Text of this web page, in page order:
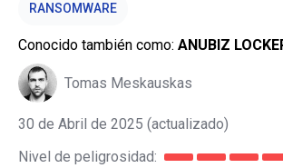
RANSOMWARE
Conocido también como: ANUBIZ
Tomas Meskauskas
30 de Abril de 2025 (actualizado)
Nivel de peligrosidad: